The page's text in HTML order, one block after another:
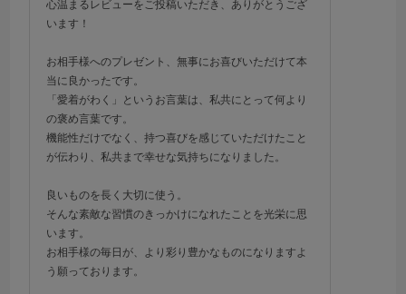
心温まるレビューをご投稿いただき、ありがとうござ
います！
お相手様へのプレゼント、無事にお喜びいただけて本
当に良かったです。
「愛着がわく」というお言葉は、私共にとって何より
の褒め言葉です。
機能性だけでなく、持つ喜びを感じていただけたこと
が伝わり、私共まで幸せな気持ちになりました。
良いものを長く大切に使う。
そんな素敵な習慣のきっかけになれたことを光栄に思
います。
お相手様の毎日が、より彩り豊かなものになりますよ
う願っております。